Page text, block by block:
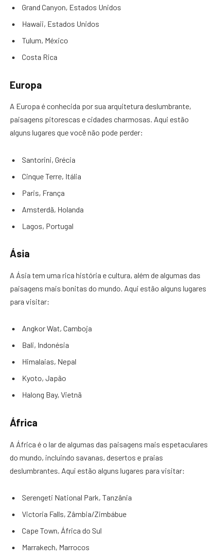
Grand Canyon, Estados Unidos
Hawaii, Estados Unidos
Tulum, México
Costa Rica
Europa
A Europa é conhecida por sua arquitetura deslumbrante,
paisagens pitorescas e cidades charmosas. Aqui estão
alguns lugares que você não pode perder:
Santorini, Grécia
Cinque Terre, Itália
Paris, França
Amsterdã, Holanda
Lagos, Portugal
Ásia
A Ásia tem uma rica história e cultura, além de algumas das
paisagens mais bonitas do mundo. Aqui estão alguns lugares
para visitar:
Angkor Wat, Camboja
Bali, Indonésia
Himalaias, Nepal
Kyoto, Japão
Halong Bay, Vietnã
África
A África é o lar de algumas das paisagens mais espetaculares
do mundo, incluindo savanas, desertos e praias
deslumbrantes. Aqui estão alguns lugares para visitar:
Serengeti National Park, Tanzânia
Victoria Falls, Zâmbia/Zimbábue
Cape Town, África do Sul
Marrakech, Marrocos